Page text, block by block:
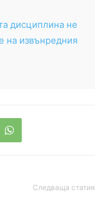
дисциплина не
на извънредния
Следваща статия